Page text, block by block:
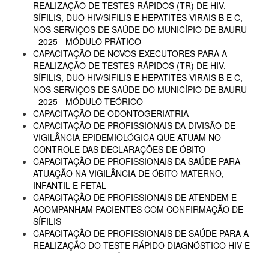
REALIZAÇÃO DE TESTES RÁPIDOS (TR) DE HIV,
SÍFILIS, DUO HIV/SIFILIS E HEPATITES VIRAIS B E C,
NOS SERVIÇOS DE SAÚDE DO MUNICÍPIO DE BAURU
- 2025 - MÓDULO PRÁTICO
CAPACITAÇÃO DE NOVOS EXECUTORES PARA A
REALIZAÇÃO DE TESTES RÁPIDOS (TR) DE HIV,
SÍFILIS, DUO HIV/SIFILIS E HEPATITES VIRAIS B E C,
NOS SERVIÇOS DE SAÚDE DO MUNICÍPIO DE BAURU
- 2025 - MÓDULO TEÓRICO
CAPACITAÇÃO DE ODONTOGERIATRIA
CAPACITAÇÃO DE PROFISSIONAIS DA DIVISÃO DE
VIGILÂNCIA EPIDEMIOLÓGICA QUE ATUAM NO
CONTROLE DAS DECLARAÇÕES DE ÓBITO
CAPACITAÇÃO DE PROFISSIONAIS DA SAÚDE PARA
ATUAÇÃO NA VIGILÂNCIA DE ÓBITO MATERNO,
INFANTIL E FETAL
CAPACITAÇÃO DE PROFISSIONAIS DE ATENDEM E
ACOMPANHAM PACIENTES COM CONFIRMAÇÃO DE
SÍFILIS
CAPACITAÇÃO DE PROFISSIONAIS DE SAÚDE PARA A
REALIZAÇÃO DO TESTE RÁPIDO DIAGNÓSTICO HIV E